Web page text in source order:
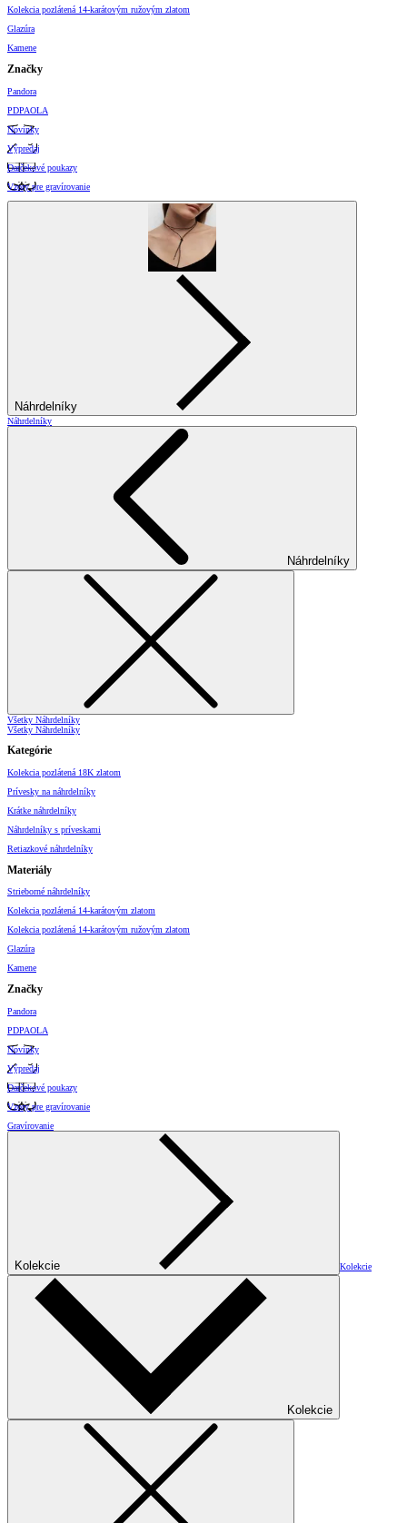
Kolekcia pozlátená 14-karátovým ružovým zlatom
Glazúra
Kamene
Značky
Pandora
PDPAOLA
Novinky
Výpredaj
Darčekové poukazy
Vzory pre gravírovanie
Náhrdelníky
Náhrdelníky
Náhrdelníky
Všetky Náhrdelníky
Všetky Náhrdelníky
Kategórie
Kolekcia pozlátená 18K zlatom
Prívesky na náhrdelníky
Krátke náhrdelníky
Náhrdelníky s príveskami
Retiazkové náhrdelníky
Materiály
Strieborné náhrdelníky
Kolekcia pozlátená 14-karátovým zlatom
Kolekcia pozlátená 14-karátovým ružovým zlatom
Glazúra
Kamene
Značky
Pandora
PDPAOLA
Novinky
Výpredaj
Darčekové poukazy
Vzory pre gravírovanie
Gravírovanie
Kolekcie Kolekcie
Kolekcie